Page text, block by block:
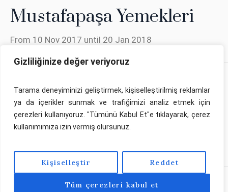
Gizliliğinize değer veriyoruz
Tarama deneyiminizi geliştirmek, kişiselleştirilmiş reklamlar
ya da içerikler sunmak ve trafiğimizi analiz etmek için
çerezleri kullanıyoruz. "Tümünü Kabul Et"e tıklayarak, çerez
kullanımımıza izin vermiş olursunuz.
Kişiselleştir Reddet
Tüm çerezleri kabul et
Mustafapaşa Yemekleri
From 10 Nov 2017 until 20 Jan 2018
Bu sayfa Kapadokya Araştırmaları Merkezi tarafından
detaylı bilgi içintıklayınız.
Kapadokya Üniversitesi © 2025 / Her Hakkı Saklıdır